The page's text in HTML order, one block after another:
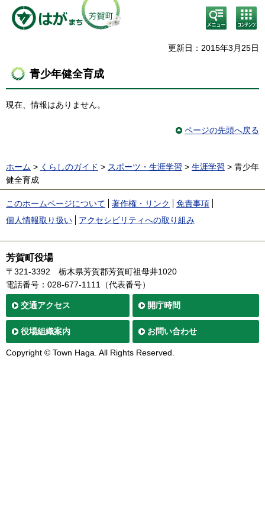
検
索・
メニ
コン
テン
ニュ
更新日：2015年3月25日
青少年健全育成
現在、情報はありません。
ページの先頭へ戻る
ホーム > くらしのガイド > スポーツ・生涯学習 > 生涯学習 > 青少年
健全育成
このホームページについて 著作権・リンク
免責事項
個人情報取り扱い
アクセシビリティへの取り組み
芳賀町役場
〒321-3392
栃木県芳賀郡芳賀町祖母井1020
電話番号：028-677-1111（代表番号）
交通アクセス 開庁時間
役場組織案内 お問い合わせ
Copyright © Town Haga. All Rights Reserved.